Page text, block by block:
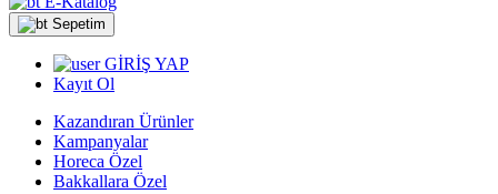
Sepetim
GİRİŞ YAP
Kayıt Ol
Kazandıran Ürünler
Kampanyalar
Horeca Özel
Bakkallara Özel